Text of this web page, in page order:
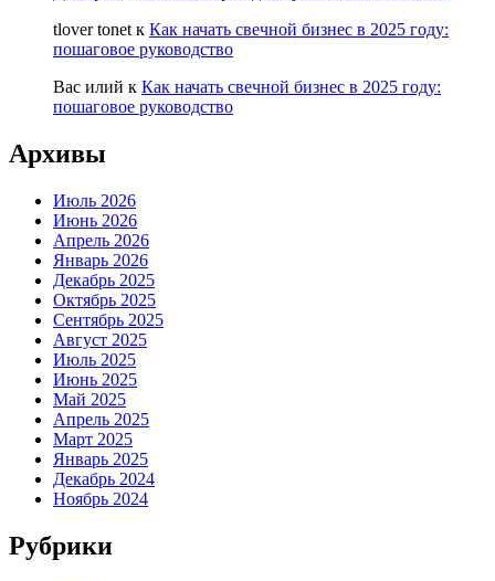
tlover tonet к Как начать свечной бизнес в 2025 году:
пошаговое руководство
Вас илий к Как начать свечной бизнес в 2025 году:
пошаговое руководство
Архивы
Июль 2026
Июнь 2026
Апрель 2026
Январь 2026
Декабрь 2025
Октябрь 2025
Сентябрь 2025
Август 2025
Июль 2025
Июнь 2025
Май 2025
Апрель 2025
Март 2025
Январь 2025
Декабрь 2024
Ноябрь 2024
Рубрики